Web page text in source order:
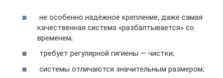
не особенно надёжное крепление, даже самая
качественная система «разбалтывается» со
временем;
требует регулярной гигиены — чистки;
системы отличаются значительным размером;